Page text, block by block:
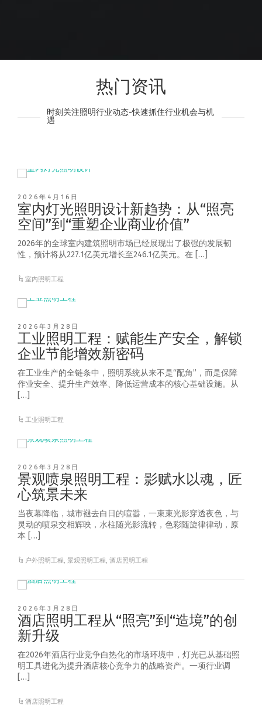
热门资讯
时刻关注照明行业动态-快速抓住行业机会与机
遇
2026年4月16日
室内灯光照明设计新趋势：从“照亮
空间”到“重塑企业商业价值”
2026年的全球室内建筑照明市场已经展现出了极强的发展韧
性，预计将从227.1亿美元增长至246.1亿美元。在 […]
室内照明工程
2026年3月28日
工业照明工程：赋能生产安全，解锁
企业节能增效新密码
在工业生产的全链条中，照明系统从来不是“配角”，而是保障
作业安全、提升生产效率、降低运营成本的核心基础设施。从
[…]
工业照明工程
2026年3月28日
景观喷泉照明工程：影赋水以魂，匠
心筑景未来
当夜幕降临，城市褪去白日的喧嚣，一束束光影穿透夜色，与
灵动的喷泉交相辉映，水柱随光影流转，色彩随旋律律动，原
本 […]
户外照明工程,景观照明工程,酒店照明工程
2026年3月28日
酒店照明工程从“照亮”到“造境”的创
新升级
在2026年酒店行业竞争白热化的市场环境中，灯光已从基础照
明工具进化为提升酒店核心竞争力的战略资产。一项行业调
[…]
酒店照明工程